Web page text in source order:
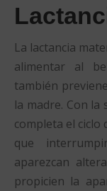
La lactancia
alimentar al
también
la madre. Con la
completa el
que
aparezcan
propicien la